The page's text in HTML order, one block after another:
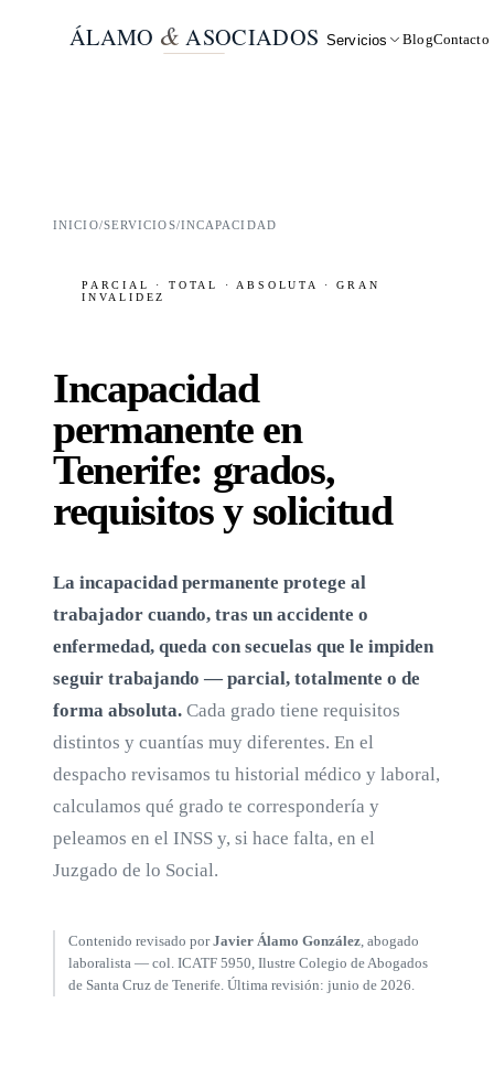
ÁLAMO & ASOCIADOS Servicios BlogContacto
INICIO/SERVICIOS/INCAPACIDAD
PARCIAL · TOTAL · ABSOLUTA · GRAN
INVALIDEZ
Incapacidad
permanente en
Tenerife: grados,
requisitos y solicitud
La incapacidad permanente protege al
trabajador cuando, tras un accidente o
enfermedad, queda con secuelas que le impiden
seguir trabajando — parcial, totalmente o de
forma absoluta. Cada grado tiene requisitos
distintos y cuantías muy diferentes. En el
despacho revisamos tu historial médico y laboral,
calculamos qué grado te correspondería y
peleamos en el INSS y, si hace falta, en el
Juzgado de lo Social.
Contenido revisado porJavier Álamo González, abogado
laboralista — col. ICATF 5950, Ilustre Colegio de Abogados
de Santa Cruz de Tenerife. Última revisión: junio de 2026.